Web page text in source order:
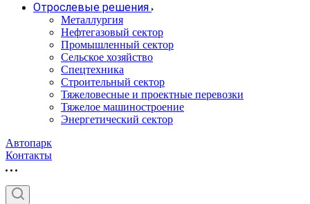
Отрослевые решения
Металлургия
Нефтегазовый сектор
Промышленный сектор
Сельское хозяйство
Спецтехника
Строительный сектор
Тяжеловесные и проектные перевозки
Тяжелое машиностроение
Энергетический сектор
Автопарк
Контакты